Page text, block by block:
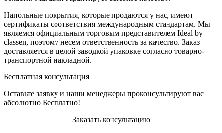
Напольные покрытия, которые продаются у нас, имеют
сертификаты соответствия международным стандартам. Мы
являемся официальным торговым представителем Ideal by
classen, поэтому несем ответственность за качество. Заказ
доставляется в целой заводкой упаковке согласно товарно-
транспортной накладной.
Бесплатная консультация
Оставьте заявку и наши менеджеры проконсультируют вас
абсолютно Бесплатно!
Заказать консультацию